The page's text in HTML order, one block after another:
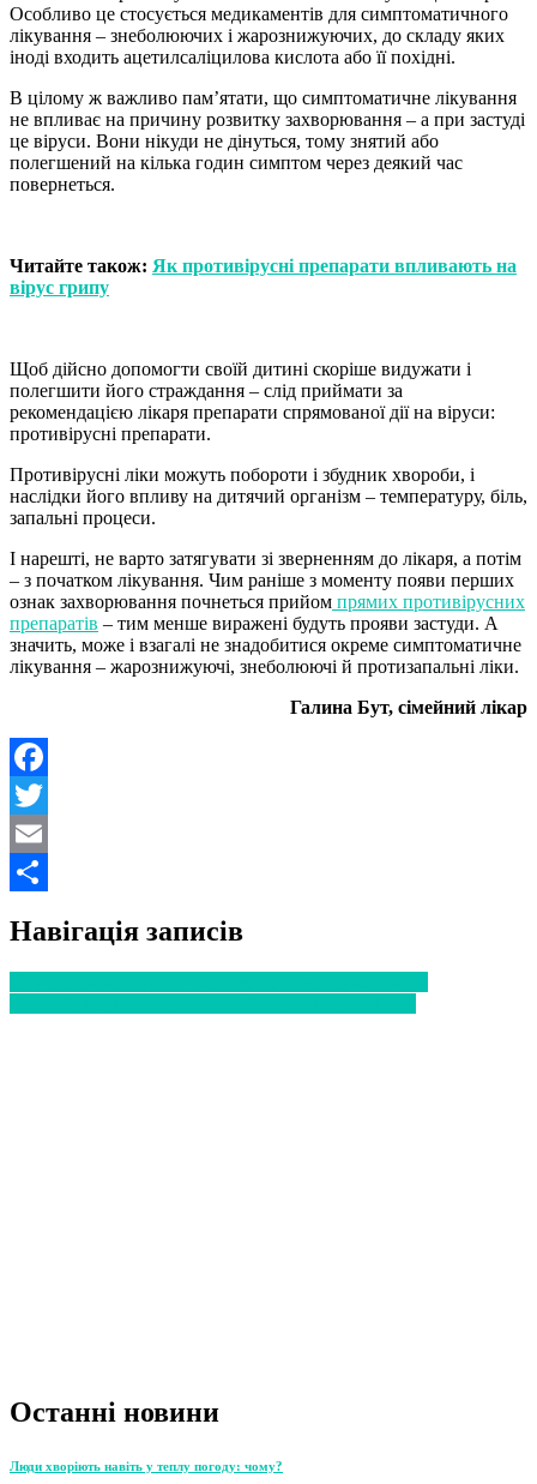
Особливо це стосується медикаментів для симптоматичного
лікування – знеболюючих і жарознижуючих, до складу яких
іноді входить ацетилсаліцилова кислота або її похідні.
В цілому ж важливо пам’ятати, що симптоматичне лікування
не впливає на причину розвитку захворювання – а при застуді
це віруси. Вони нікуди не дінуться, тому знятий або
полегшений на кілька годин симптом через деякий час
повернеться.
Читайте також: Як противірусні препарати впливають на
вірус грипу
Щоб дійсно допомогти своїй дитині скоріше видужати і
полегшити його страждання – слід приймати за
рекомендацією лікаря препарати спрямованої дії на віруси:
противірусні препарати.
Противірусні ліки можуть побороти і збудник хвороби, і
наслідки його впливу на дитячий організм – температуру, біль,
запальні процеси.
І нарешті, не варто затягувати зі зверненням до лікаря, а потім
– з початком лікування. Чим раніше з моменту появи перших
ознак захворювання почнеться прийом прямих противірусних
препаратів – тим менше виражені будуть прояви застуди. А
значить, може і взагалі не знадобитися окреме симптоматичне
лікування – жарознижуючі, знеболюючі й протизапальні ліки.
Галина Бут, сімейний лікар
Facebook
Twitter
Email
Навігація записів
Останні новини
Люди хворіють навіть у теплу погоду: чому?